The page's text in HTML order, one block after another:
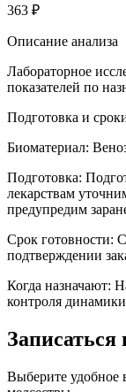
363 ₽
Описание анализа
Лабораторное
показателей по
Подготовка и
Биоматериал:
Подготовка:
лекарствам
предупредим
Срок готовности:
подтверждении
Когда назначают:
контроля
Записаться
Выберите удобное